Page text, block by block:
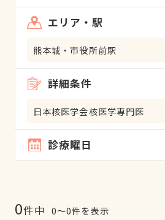
エリア・駅
熊本城・市役所前駅
詳細条件
日本核医学会核医学専門医
診療曜日
0件中 0〜0件を表示